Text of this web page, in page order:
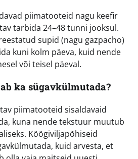
piimatooteid nagu keefir
tarbida 24–48 tunni jooksul.
supid (nagu gazpacho)
kuni kolm päeva, kuid nende
või teisel päeval.
ka sügavkülmutada?
piimatooteid sisaldavaid
kuna nende tekstuur muutub
Köögiviljapõhiseid
kuid arvesta, et